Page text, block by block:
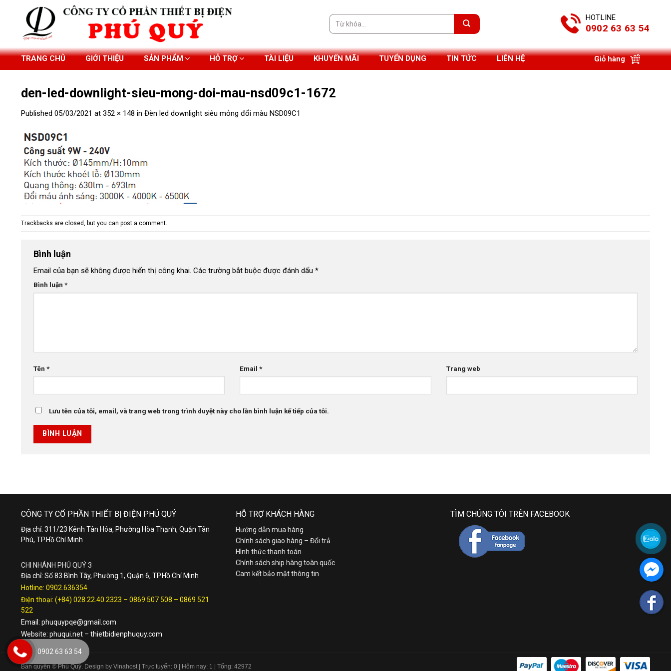
Tìm
kiếm:
HOTLINE
0902 63 63 54
TRANG CHỦ GIỚI THIỆU SẢN PHẨM HỖ TRỢ TÀI LIỆU KHUYẾN MÃI TUYỂN DỤNG TIN TỨC LIÊN HỆ Giỏ hàng
den-led-downlight-sieu-mong-doi-mau-nsd09c1-1672
Published 05/03/2021 at 352 × 148 in Đèn led downlight siêu mỏng đổi màu NSD09C1
Trackbacks are closed, but you can post a comment
Bình luận
Email của bạn sẽ không được hiển thị công khai. Các trường bắt buộc được đánh dấu *
Bình luận *
Tên * Email* Trang web
Lưu tên của tôi, email, và trang web trong trình duyệt này cho lần bình luận kế tiếp của tôi.
CÔNG TY CỔ PHẦN THIẾT BỊ ĐIỆN PHÚ QUÝ
Địa chỉ: 311/23 Kênh Tân Hóa, Phường Hòa Thạnh, Quận Tân
Phú, TP.Hồ Chí Minh
CHI NHÁNH PHÚ QUÝ 3
Địa chỉ: Số 83 Bình Tây, Phường 1, Quận 6, TP.Hồ Chí Minh
Hotline: 0902.636354
Điện thoại: (+84) 028.22.40.2323 – 0869 507 508 – 0869 521
522
Email: phuquypqe@gmail.com
Website: phuqui.net – thietbidienphuquy.com
HỖ TRỢ KHÁCH HÀNG
Hướng dẫn mua hàng
Chính sách giao hàng – Đổi trả
Hình thức thanh toán
Chính sách ship hàng toàn quốc
Cam kết bảo mật thông tin
TÌM CHÚNG TÔI TRÊN FACEBOOK
Bản quyền © Phú Quý. Design by Vinahost | Trực tuyến: 0 | Hôm nay: 1 | Tổng: 42972
0902 63 63 54